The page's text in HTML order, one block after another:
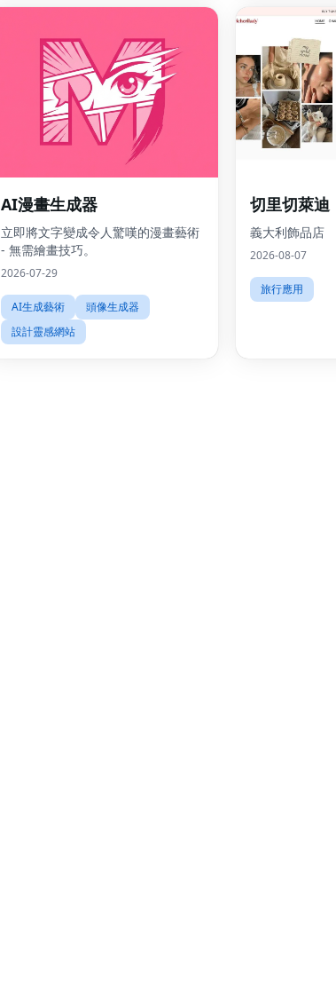
AI漫畫生成器
立即將文字變成令人驚嘆的漫畫藝術
- 無需繪畫技巧。
2026-07-29
AI生成藝術
頭像生成器
設計靈感網站
切里切萊迪
義大利飾品店
2026-08-07
旅行應用